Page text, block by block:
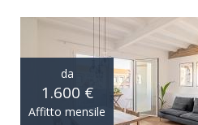
da
1.600 €
Affitto mensile